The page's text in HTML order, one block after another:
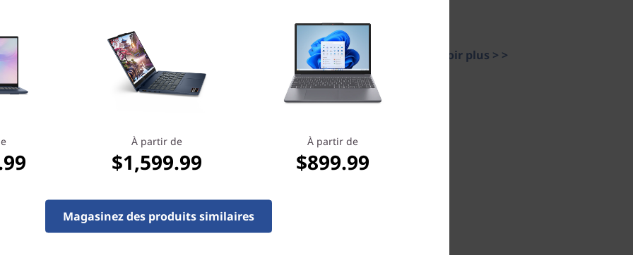
En savoir plus > > En savoir plus > >
À partir de
$1,599.99
À partir de
$899.99
Magasinez des produits similaires